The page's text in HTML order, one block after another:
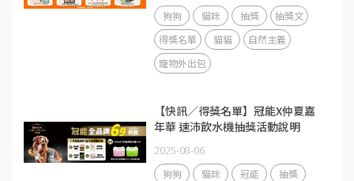
狗狗 貓咪 抽獎
抽獎文
得獎名單
貓貓
自然主義
寵物外出包
【快訊／得獎名單】冠能X仲夏嘉
年華 速沛飲水機抽獎活動說明
2025-08-06
狗狗 貓咪 冠能
抽獎